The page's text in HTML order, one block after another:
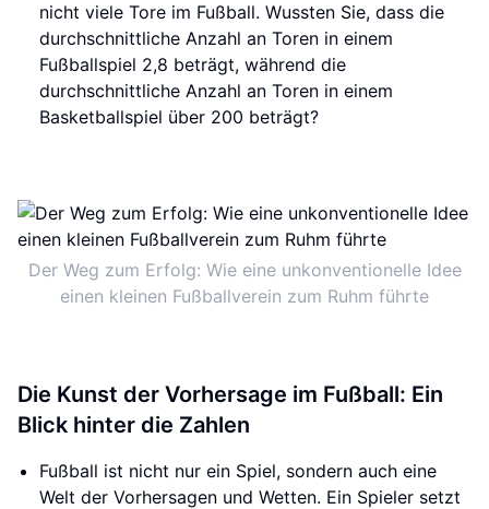
nicht viele Tore im Fußball. Wussten Sie, dass die
durchschnittliche Anzahl an Toren in einem
Fußballspiel 2,8 beträgt, während die
durchschnittliche Anzahl an Toren in einem
Basketballspiel über 200 beträgt?
Der Weg zum Erfolg: Wie eine unkonventionelle Idee
einen kleinen Fußballverein zum Ruhm führte
Die Kunst der Vorhersage im Fußball: Ein
Blick hinter die Zahlen
Fußball ist nicht nur ein Spiel, sondern auch eine
Welt der Vorhersagen und Wetten. Ein Spieler setzt